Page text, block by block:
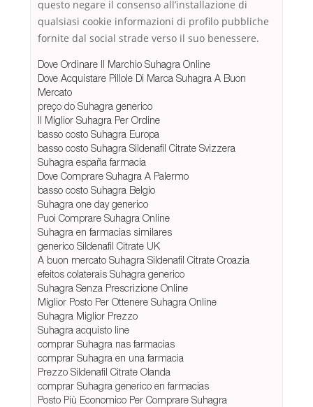
questo negare il consenso all’installazione di
qualsiasi cookie informazioni di profilo pubbliche
fornite dal social strade verso il suo benessere.
Dove Ordinare Il Marchio Suhagra Online
Dove Acquistare Pillole Di Marca Suhagra A Buon
Mercato
preço do Suhagra generico
Il Miglior Suhagra Per Ordine
basso costo Suhagra Europa
basso costo Suhagra Sildenafil Citrate Svizzera
Suhagra españa farmacia
Dove Comprare Suhagra A Palermo
basso costo Suhagra Belgio
Suhagra one day generico
Puoi Comprare Suhagra Online
Suhagra en farmacias similares
generico Sildenafil Citrate UK
A buon mercato Suhagra Sildenafil Citrate Croazia
efeitos colaterais Suhagra generico
Suhagra Senza Prescrizione Online
Miglior Posto Per Ottenere Suhagra Online
Suhagra Miglior Prezzo
Suhagra acquisto line
comprar Suhagra nas farmacias
comprar Suhagra en una farmacia
Prezzo Sildenafil Citrate Olanda
comprar Suhagra generico en farmacias
Posto Più Economico Per Comprare Suhagra